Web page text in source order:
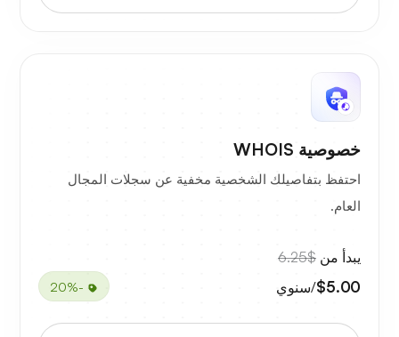
خصوصية WHOIS
احتفظ بتفاصيلك الشخصية مخفية عن سجلات المجال
العام.
يبدأ من $6.25
$5.00/سنوي -20%